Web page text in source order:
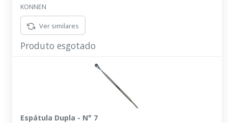
KONNEN
Ver similares
Produto esgotado
Espátula Dupla - N° 7